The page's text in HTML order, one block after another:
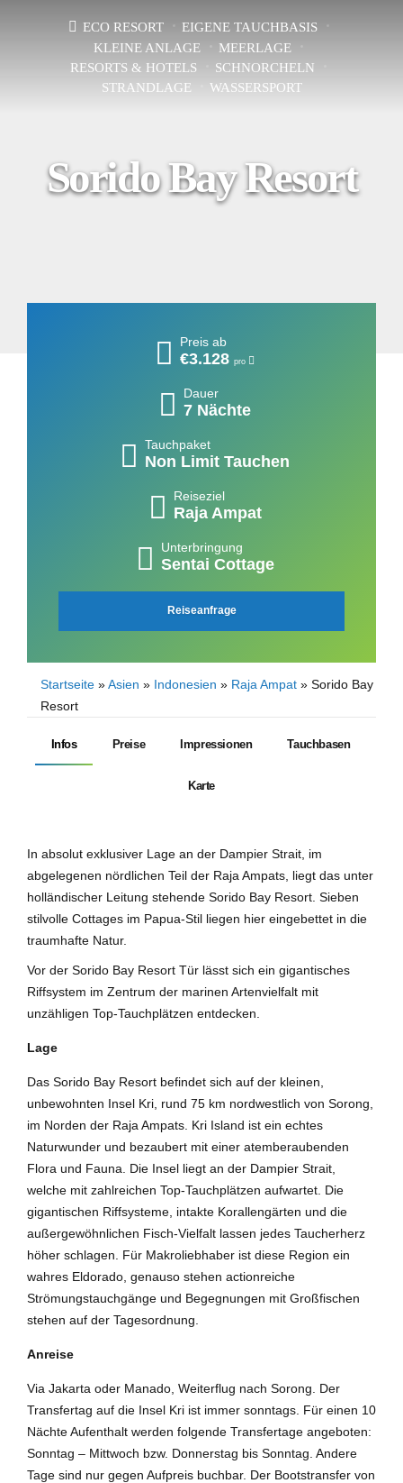
ECO RESORT
EIGENE TAUCHBASIS
KLEINE ANLAGE
MEERLAGE
RESORTS & HOTELS
SCHNORCHELN
STRANDLAGE
WASSERSPORT
Sorido Bay Resort
Preis ab
€3.128 pro
Dauer
7 Nächte
Tauchpaket
Non Limit Tauchen
Reiseziel
Raja Ampat
Unterbringung
Sentai Cottage
Reiseanfrage
Startseite »Asien » Indonesien » Raja Ampat » Sorido Bay
Resort
Infos Preise Impressionen Tauchbasen
Karte
In absolut exklusiver Lage an der Dampier Strait, im
abgelegenen nördlichen Teil der Raja Ampats, liegt das unter
holländischer Leitung stehende Sorido Bay Resort. Sieben
stilvolle Cottages im Papua-Stil liegen hier eingebettet in die
traumhafte Natur.
Vor der Sorido Bay Resort Tür lässt sich ein gigantisches
Riffsystem im Zentrum der marinen Artenvielfalt mit
unzähligen Top-Tauchplätzen entdecken.
Lage
Das Sorido Bay Resort befindet sich auf der kleinen,
unbewohnten Insel Kri, rund 75 km nordwestlich von Sorong,
im Norden der Raja Ampats. Kri Island ist ein echtes
Naturwunder und bezaubert mit einer atemberaubenden
Flora und Fauna. Die Insel liegt an der Dampier Strait,
welche mit zahlreichen Top-Tauchplätzen aufwartet. Die
gigantischen Riffsysteme, intakte Korallengärten und die
außergewöhnlichen Fisch-Vielfalt lassen jedes Taucherherz
höher schlagen. Für Makroliebhaber ist diese Region ein
wahres Eldorado, genauso stehen actionreiche
Strömungstauchgänge und Begegnungen mit Großfischen
stehen auf der Tagesordnung.
Anreise
Via Jakarta oder Manado, Weiterflug nach Sorong. Der
Transfertag auf die Insel Kri ist immer sonntags. Für einen 10
Nächte Aufenthalt werden folgende Transfertage angeboten:
Sonntag – Mittwoch bzw. Donnerstag bis Sonntag. Andere
Tage sind nur gegen Aufpreis buchbar. Der Bootstransfer von